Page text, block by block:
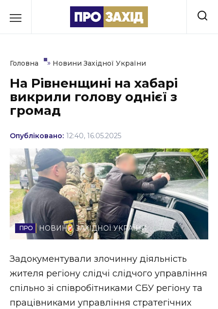
до
Культура
Освіта
Події
Політика
Соціум
Спорт
Стиль життя
Втрачений Ужгород (відеоверсія)
Головна » Новини Західної України
На Рівненщині на хабарі
викрили голову однієї з
громад
Опубліковано: 12:40, 16.05.2025
НОВИНИ ЗАХІДНОЇ УКРАЇНИ
Задокументували злочинну діяльність
жителя регіону слідчі слідчого управління
спільно зі співробітниками СБУ регіону та
працівниками управління стратегічних